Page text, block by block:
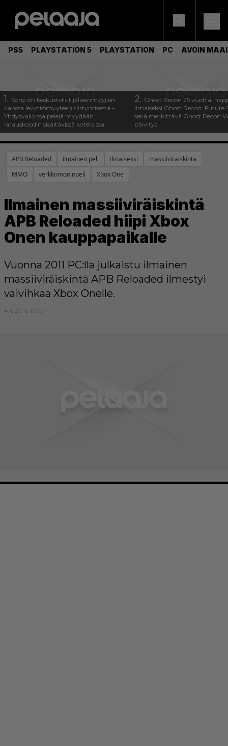
PS5 PLAYSTATION 5 PLAYSTATION PC AVOIN
1. Sony on keskustellut jälleenmyyjien
kanssa levyttömyyteen siirtymisestä –
Yhdysvalloissa pelejä myydään
latauskoodin sisältävissä koteloissa
2. Ghost Recon 25 vuotta:
ilmaiseksi Ghost Recon: Future
sekä merkittävä Ghost Recon
päivitys
APB Reloaded ilmainen peli ilmaiseksi
massiiviräiskintä
MMO
verkkomoninpeli Xbox One
Ilmainen massiiviräiskintä
APB Reloaded hiipi Xbox
Onen kauppapaikalle
Vuonna 2011 PC:llä julkaistu ilmainen
massiiviräiskintä APB Reloaded ilmestyi
vaivihkaa Xbox Onelle.
4.6.2016 10:07